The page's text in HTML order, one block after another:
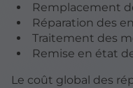
Remplacement
Réparation des
Traitement des
Remise en état
Le coût global des